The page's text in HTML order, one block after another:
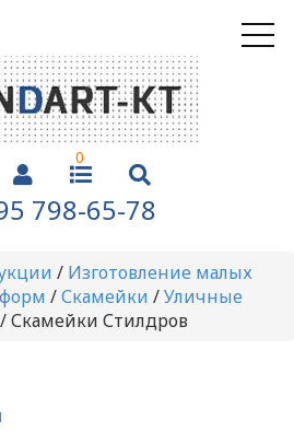
0
798-65-78
/ Изготовление малых
/Скамейки /Уличные
/Скамейки Стилдров